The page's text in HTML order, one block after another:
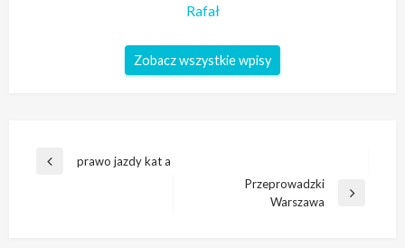
Rafał
Zobacz wszystkie wpisy
Nawigacja
Poprzedni
prawo jazdy kat a
Przeprowadzki
Warszawa